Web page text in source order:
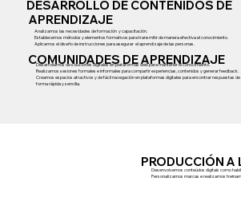
Desarrollamos de soluciones digitales en plataformas web para mantener el conocimiento.
Realizamos sesiones formales e informales para compartir experiencias, contenidos y generar feedback.
Creamos espacios atractivos y de fácil navegación en plataformas digitales para encontrar respuestas de
forma rápida y sencilla.
DESARROLLO DE CONTENIDOS DE
APRENDIZAJE
Analizamos las necesidades de formación y capacitación.
Establecemos métodos y elementos formativos para transmitir de manera efectiva el conocimiento.
Aplicamos el diseño de instrucciones para asegurar el aprendizaje de las personas.
COMUNIDADES DE APRENDIZAJE
PRODUCCIÓN A
Desenvolvemos conteúdos digitais como
Personalizamos marcas e realizamos